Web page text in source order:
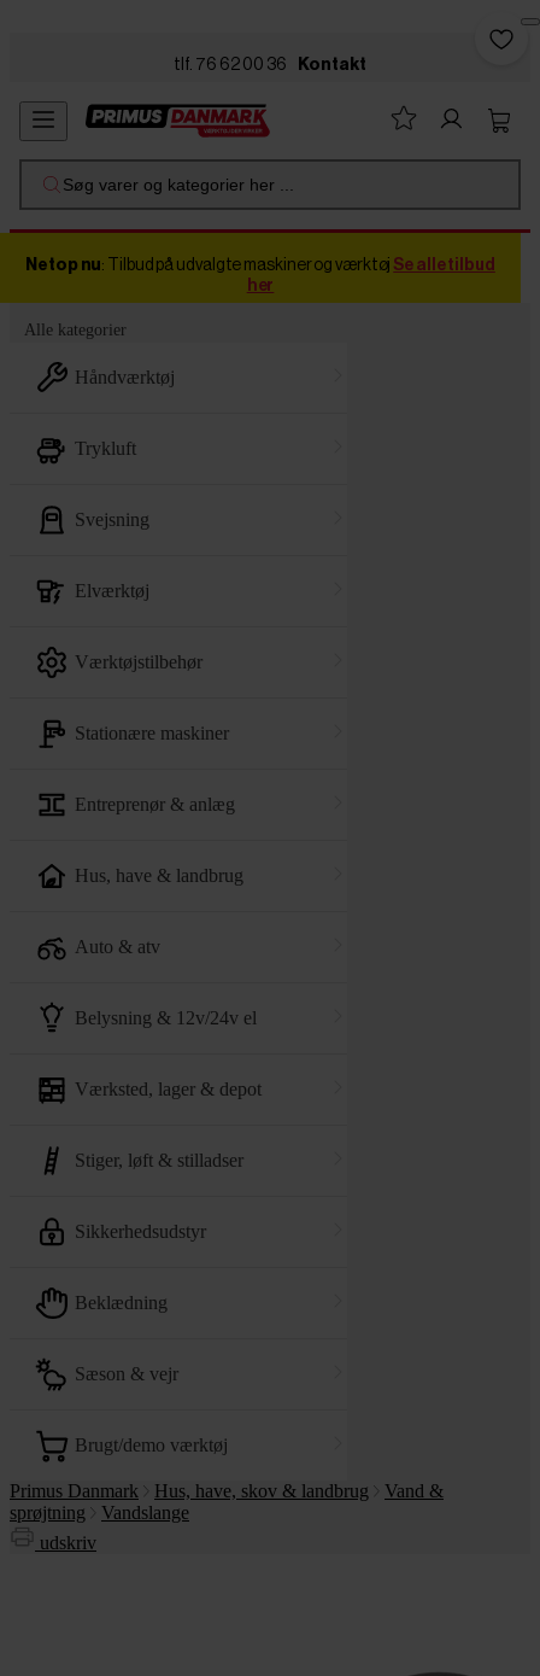
tlf. 76 62 00 36 Kontakt
Søg varer og kategorier her ...
Netop nu: Tilbud på udvalgte maskiner og værktøj Se alle tilbud
her
Alle kategorier
håndværktøj
trykluft
svejsning
elværktøj
værktøjstilbehør
stationære maskiner
entreprenør & anlæg
hus, have & landbrug
auto & atv
belysning & 12v/24v el
værksted, lager & depot
stiger, løft & stilladser
sikkerhedsudstyr
beklædning
sæson & vejr
brugt/demo værktøj
Primus Danmark Hus, have, skov & landbrug
Vand &
sprøjtning
Vandslange
udskriv